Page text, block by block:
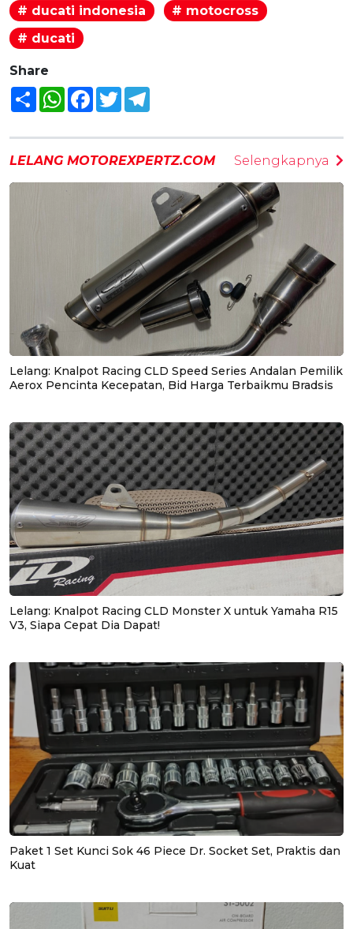
# ducati indonesia
# motocross
# ducati
Share
Share WhatsAppFacebook
Twitter
LELANG MOTOREXPERTZ.COM Selengkapnya
Lelang: Knalpot Racing CLD Speed Series Andalan Pemilik
Aerox Pencinta Kecepatan, Bid Harga Terbaikmu Bradsis
Lelang: Knalpot Racing CLD Monster X untuk Yamaha R15
V3, Siapa Cepat Dia Dapat!
Paket 1 Set Kunci Sok 46 Piece Dr. Socket Set, Praktis dan
Kuat